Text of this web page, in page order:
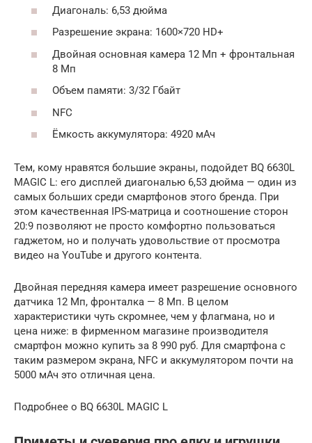
Диагональ: 6,53 дюйма
Разрешение экрана: 1600×720 HD+
Двойная основная камера 12 Мп + фронтальная
8 Мп
Объем памяти: 3/32 Гбайт
NFC
Ёмкость аккумулятора: 4920 мАч
Тем, кому нравятся большие экраны, подойдет BQ 6630L
MAGIC L: его дисплей диагональю 6,53 дюйма — один из
самых больших среди смартфонов этого бренда. При
этом качественная IPS-матрица и соотношение сторон
20:9 позволяют не просто комфортно пользоваться
гаджетом, но и получать удовольствие от просмотра
видео на YouTube и другого контента.
Двойная передняя камера имеет разрешение основного
датчика 12 Мп, фронталка — 8 Мп. В целом
характеристики чуть скромнее, чем у флагмана, но и
цена ниже: в фирменном магазине производителя
смартфон можно купить за 8 990 руб. Для смартфона с
таким размером экрана, NFC и аккумулятором почти на
5000 мАч это отличная цена.
Подробнее о BQ 6630L MAGIC L